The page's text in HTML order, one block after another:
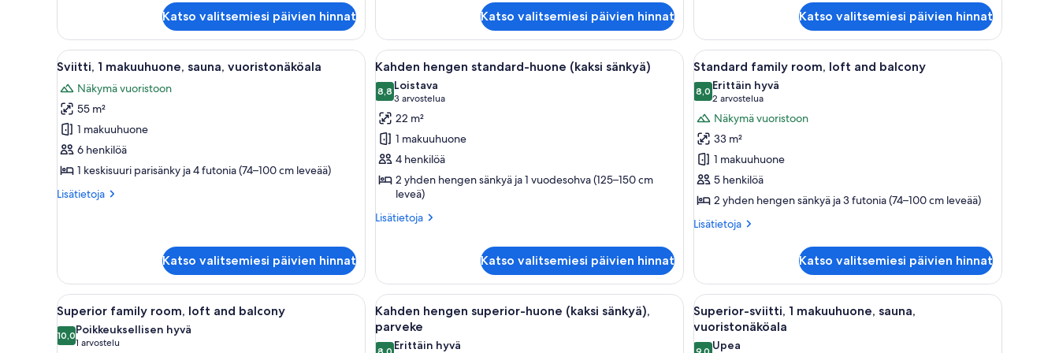
Katso valitsemiesi päivien hinnat Katso valitsemiesi päivien hinnat Katso valitsemiesi päivien hinnat
Avaa
kaikki
huonetyypin
Sviitti,
makuuhuone,
sauna,
kuvat
Sviitti, 1 makuuhuone, sauna, vuoristonäköala | Työpöytä, vuodevaatteet
5
Sviitti, 1 makuuhuone, sauna, vuoristonäköala
Näkymä vuoristoon
55 m²
1 makuuhuone
6 henkilöä
1 keskisuuri parisänky ja 4 futonia (74–100 cm leveää)
Lisätietoja
Lisätietoja
vuoristonäköala
Katso valitsemiesi päivien hinnat
Avaa
kaikki
huonetyypin
Kahden
hengen
standard-
huone
(kaksi
sänkyä)
kuvat
Hotellihuone, jossa on kaksi sänkyä, työpöytä, tuoli, patteri ja seinälle asennettu televisio.
8
Kahden hengen standard-huone (kaksi sänkyä)
8,88,8 kautta 10
Loistava
3 arvostelua
(3
arvostelua)
22 m²
1 makuuhuone
4 henkilöä
2 yhden hengen sänkyä ja 1 vuodesohva (125–150 cm
leveä)
Lisätietoja
Lisätietoja
standard-
huone
(kaksi
sänkyä)
Katso valitsemiesi päivien hinnat
Avaa
kaikki
huonetyypin
Standard
family
room,
loft
and
balcony
kuvat
5
Standard family room, loft and balcony
8,08,0 kautta 10
Erittäin hyvä
2 arvostelua
(2
arvostelua)
Näkymä vuoristoon
33 m²
1 makuuhuone
5 henkilöä
2 yhden hengen sänkyä ja 3 futonia (74–100 cm leveää)
Lisätietoja
Lisätietoja
room,
loft
and
balcony
Katso valitsemiesi päivien hinnat
Avaa
kaikki
huonetyypin
Hotellihuone, jossa on kaksi sänkyä, puinen portaikko, seinään kiinnitetty valaisin ja kuviollinen matto.
9
Superior family room, loft and balcony
10,010,0 kautta 10
Poikkeuksellisen hyvä
1 arvostelu
(1
Avaa
kaikki
huonetyypin
Hotellihuone, jossa on suuri sänky, yöpöytälamput, työpöytä ja ikkunasta avautuva näkymä lumipeitteisiin puihin.
6
Kahden hengen superior-huone (kaksi sänkyä),
parveke
Erittäin hyvä
Avaa
kaikki
huonetyypin
Hotellihuone, jossa on sänky, kaksi
7
Superior-sviitti, 1 makuuhuone, sauna,
vuoristonäköala
Upea